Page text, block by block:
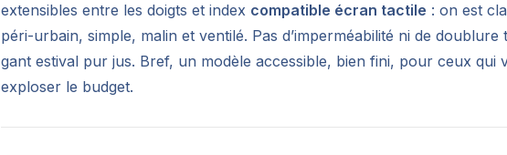
extensibles entre les doigts et index compatible écran tactile : on est
péri-urbain, simple, malin et ventilé. Pas d’imperméabilité ni de doublure
gant estival pur jus. Bref, un modèle accessible, bien fini, pour ceux qui
exploser le budget.